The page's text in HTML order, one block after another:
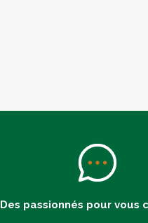
Des passionnés pour vous